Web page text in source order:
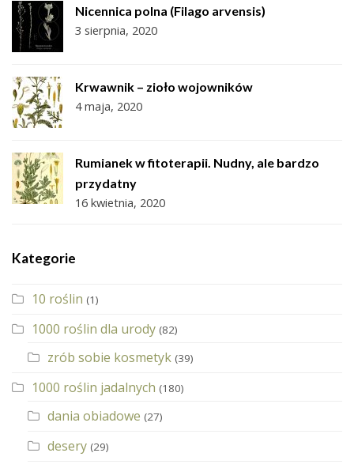
Nicennica polna (Filago arvensis)
3 sierpnia, 2020
Krwawnik – zioło wojowników
4 maja, 2020
Rumianek w fitoterapii. Nudny, ale bardzo
przydatny
16 kwietnia, 2020
Kategorie
10 roślin (1)
1000 roślin dla urody (82)
zrób sobie kosmetyk (39)
1000 roślin jadalnych (180)
dania obiadowe (27)
desery (29)